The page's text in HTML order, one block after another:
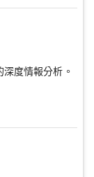
度情報分析。